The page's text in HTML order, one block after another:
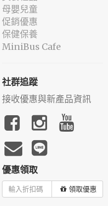
母嬰兒童
促銷優惠
保健保養
MiniBus Cafe
社群追蹤
接收優惠與新產品資訊
優惠領取
領取優惠